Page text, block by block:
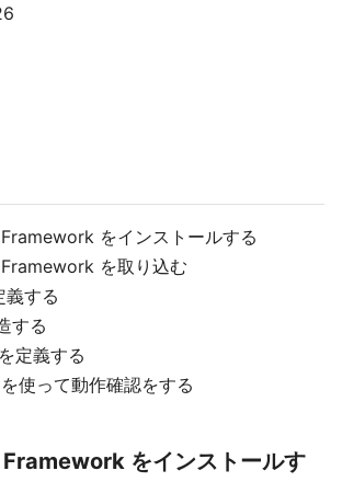
をインストールする
を取り込む
する
する
定義する
使って動作確認をする
をインストールす